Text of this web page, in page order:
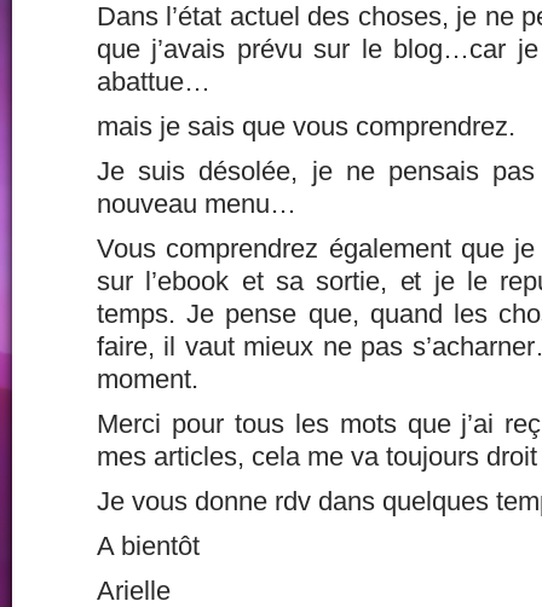
Dans l’état actuel des choses, je ne
que j’avais prévu sur le blog…car
abattue…
mais je sais que vous comprendrez.
Je suis désolée, je ne pensais
nouveau menu…
Vous comprendrez également que
sur l’ebook et sa sortie, et je le
temps. Je pense que, quand les
faire, il vaut mieux ne pas
moment.
Merci pour tous les mots que j’ai
mes articles, cela me va toujours
Je vous donne rdv dans quelques
A bientôt
Arielle